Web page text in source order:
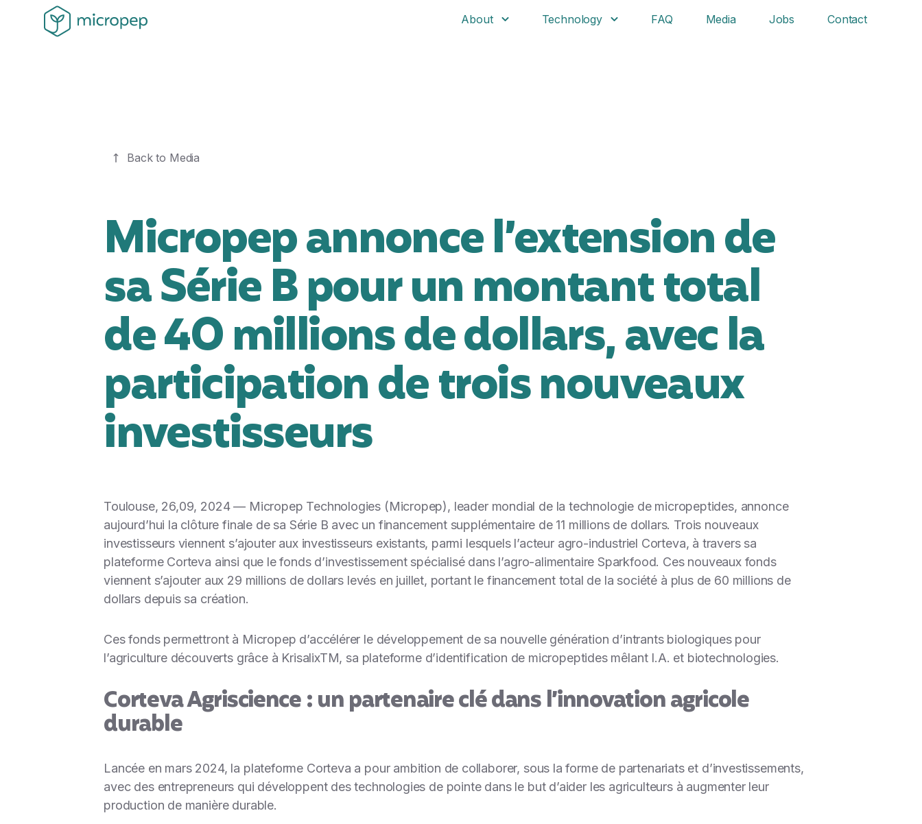
About Technology FAQ Media Jobs Contact
Back to Media
Micropep annonce l’extension de
sa Série B pour un montant total
de 40 millions de dollars, avec la
participation de trois nouveaux
investisseurs
Toulouse, 26,09, 2024— Micropep Technologies (Micropep), leader mondial de la technologie de micropeptides, annonce
aujourd’hui la clôture finale de sa Série B avec un financement supplémentaire de 11 millions de dollars. Trois nouveaux
investisseurs viennent s’ajouter aux investisseurs existants, parmi lesquels l’acteur agro-industriel Corteva, à travers sa
plateforme Corteva ainsi que le fonds d’investissement spécialisé dans l’agro-alimentaire Sparkfood. Ces nouveaux fonds
viennent s’ajouter aux 29 millions de dollars levés en juillet, portant le financement total de la société à plus de 60 millions de
dollars depuis sa création.
Ces fonds permettront à Micropep d’accélérer le développement de sa nouvelle génération d’intrants biologiques pour
l’agriculture découverts grâce à KrisalixTM, sa plateforme d’identification de micropeptides mêlant I.A. et biotechnologies.
Corteva Agriscience : un partenaire clé dans l’innovation agricole
durable
Lancée en mars 2024, la plateforme Corteva a pour ambition de collaborer, sous la forme de partenariats et d’investissements,
avec des entrepreneurs qui développent des technologies de pointe dans le but d’aider les agriculteurs à augmenter leur
production de manière durable.